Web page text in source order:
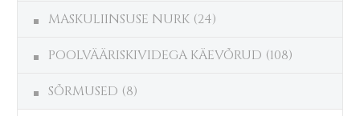
MASKULIINSUSE NURK (24)
POOLVÄÄRISKIVIDEGA KÄEVÕRUD (108)
SÕRMUSED (8)